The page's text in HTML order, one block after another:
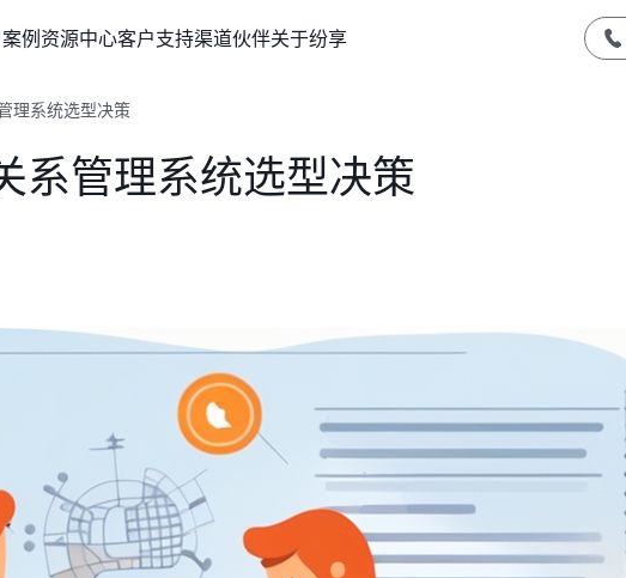
例资源中心客户支持渠道伙伴关于纷享
理系统选型决策
系管理系统选型决策